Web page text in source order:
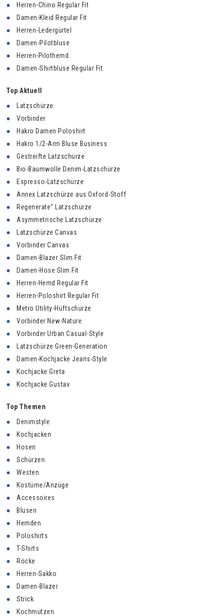
Herren-Chino Regular Fit
Damen-Kleid Regular Fit
Herren-Ledergürtel
Damen-Pilotbluse
Herren-Pilothemd
Damen-Shirtbluse Regular Fit
Top Aktuell
Latzschürze
Vorbinder
Hakro Damen Poloshirt
Hakro 1/2-Arm Bluse Business
Gestreifte Latzschürze
Bio-Baumwolle Denim-Latzschürze
Espresso-Latzschürze
Annex Latzschürze aus Oxford-Stoff
Regenerate“ Latzschürze
Asymmetrische Latzschürze
Latzschürze Canvas
Vorbinder Canvas
Damen-Blazer Slim Fit
Damen-Hose Slim Fit
Herren-Hemd Regular Fit
Herren-Poloshirt Regular Fit
Metro Utility-Hüftschürze
Vorbinder New-Nature
Vorbinder Urban Casual-Style
Latzschürze Green-Generation
Damen-Kochjacke Jeans-Style
Kochjacke Greta
Kochjacke Gustav
Top Themen
Denimstyle
Kochjacken
Hosen
Schürzen
Westen
Kostüme/Anzüge
Accessoires
Blusen
Hemden
Poloshirts
T-Shirts
Röcke
Herren-Sakko
Damen-Blazer
Strick
Kochmützen